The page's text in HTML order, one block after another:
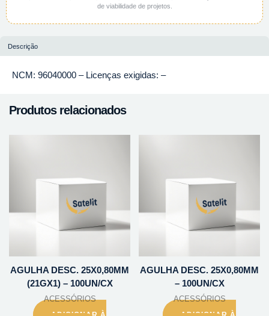
de viabilidade de projetos.
Descrição
NCM: 96040000 – Licenças exigidas: –
Produtos relacionados
AGULHA DESC. 25X0,80MM
(21GX1) – 100UN/CX
ACESSÓRIOS
AGULHA DESC. 25X0,80MM
– 100UN/CX
ACESSÓRIOS